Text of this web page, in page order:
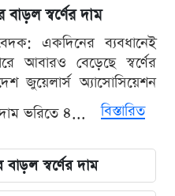
স্বর্ণের দাম
একদিনের ব্যবধানেই
আবারও বেড়েছে স্বর্ণের
জুয়েলার্স অ্যাসোসিয়েশন
ভরিতে ৪...
বিস্তারিত
স্বর্ণের দাম